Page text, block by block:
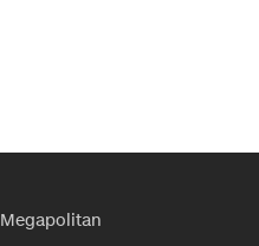
Megapolitan